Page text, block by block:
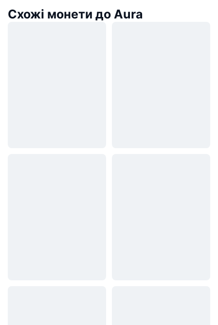
Схожі монети до Aura